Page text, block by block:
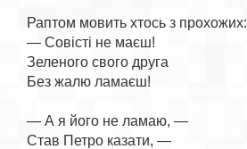
Раптом мовить хтось з прохожих:
— Совісті не маєш!
Зеленого свого друга
Без жалю ламаєш!
— А я його не ламаю, —
Став Петро казати, —